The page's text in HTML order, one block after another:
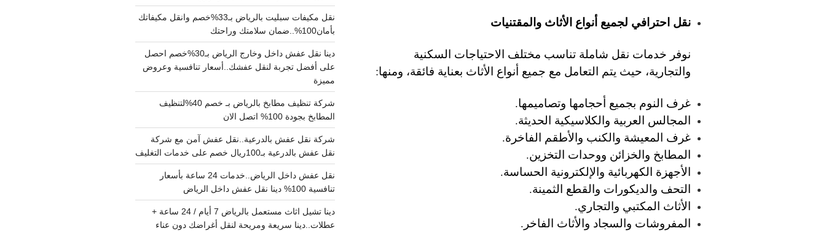
نقل احترافي لجميع أنواع الأثاث والمقتنيات
نوفر خدمات نقل شاملة تناسب مختلف الاحتياجات السكنية
والتجارية، حيث يتم التعامل مع جميع أنواع الأثاث بعناية فائقة، ومنها:
غرف النوم بجميع أحجامها وتصاميمها.
المجالس العربية والكلاسيكية الحديثة.
غرف المعيشة والكنب والأطقم الفاخرة.
المطابخ والخزائن ووحدات التخزين.
الأجهزة الكهربائية والإلكترونية الحساسة.
التحف والديكورات والقطع الثمينة.
الأثاث المكتبي والتجاري.
المفروشات والسجاد والأثاث الفاخر.
نقل مكيفات سبليت بالرياض بـ33%خصم وانقل مكيفاتك
بأمان100%..ضمان سلامتك وراحتك
دينا نقل عفش داخل وخارج الرياض بـ30%خصم احصل
على أفضل تجربة لنقل عفشك..أسعار تنافسية وعروض
مميزة
شركة تنظيف مطابخ بالرياض بـ خصم 40%لتنظيف
المطابخ بجودة 100% اتصل الان
شركة نقل عفش بالدرعية..نقل عفش آمن مع شركة
نقل عفش بالدرعية بـ100ريال خصم على خدمات التغليف
نقل عفش داخل الرياض..خدمات 24 ساعة بأسعار
تنافسية 100% دينا نقل عفش داخل الرياض
دينا تشيل اثاث مستعمل بالرياض 7 أيام / 24 ساعة +
عطلات..دينا سريعة ومريحة لنقل أغراضك دون عناء